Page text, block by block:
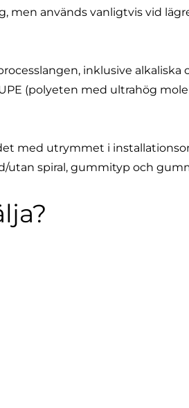
, men används vanligtvis vid
inklusive alkaliska
(polyeten med ultrahög
med utrymmet i
utan spiral, gummityp och